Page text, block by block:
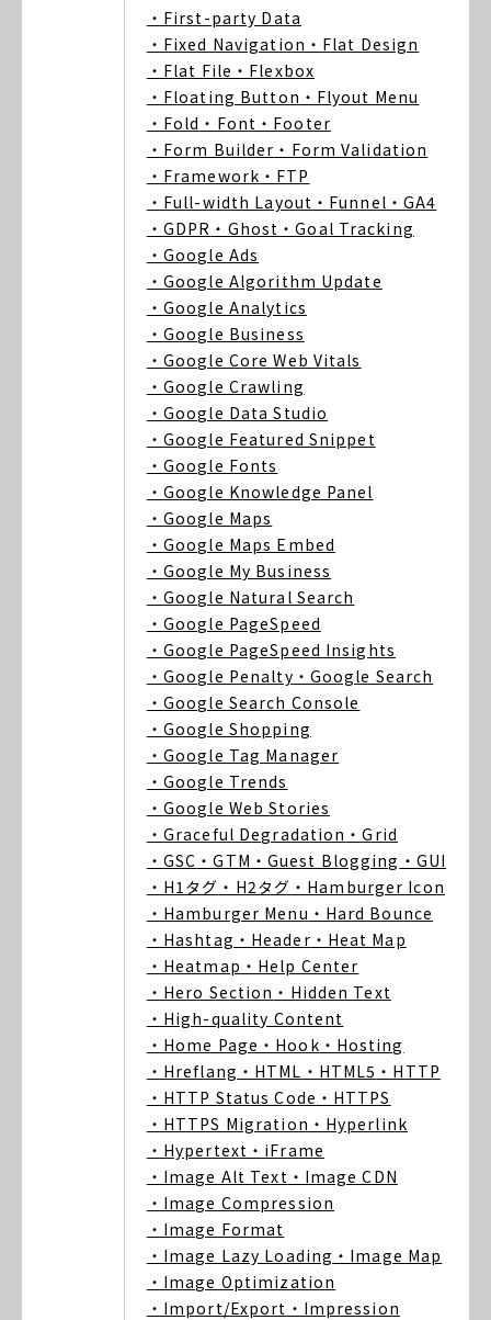
・First-party Data
・Fixed Navigation ・Flat Design
・Flat File ・Flexbox
・Floating Button ・Flyout Menu
・Fold ・Font ・Footer
・Form Builder ・Form Validation
・Framework ・FTP
・Full-width Layout ・Funnel ・GA4
・GDPR ・Ghost ・Goal Tracking
・Google Ads
・Google Algorithm Update
・Google Analytics
・Google Business
・Google Core Web Vitals
・Google Crawling
・Google Data Studio
・Google Featured Snippet
・Google Fonts
・Google Knowledge Panel
・Google Maps
・Google Maps Embed
・Google My Business
・Google Natural Search
・Google PageSpeed
・Google PageSpeed Insights
・Google Penalty ・Google Search
・Google Search Console
・Google Shopping
・Google Tag Manager
・Google Trends
・Google Web Stories
・Graceful Degradation ・Grid
・GSC ・GTM ・Guest Blogging ・GUI
・H1タグ ・H2タグ ・Hamburger Icon
・Hamburger Menu ・Hard Bounce
・Hashtag ・Header ・Heat Map
・Heatmap ・Help Center
・Hero Section ・Hidden Text
・High-quality Content
・Home Page ・Hook ・Hosting
・Hreflang ・HTML ・HTML5 ・HTTP
・HTTP Status Code ・HTTPS
・HTTPS Migration ・Hyperlink
・Hypertext ・iFrame
・Image Alt Text ・Image CDN
・Image Compression
・Image Format
・Image Lazy Loading ・Image Map
・Image Optimization
・Import/Export ・Impression